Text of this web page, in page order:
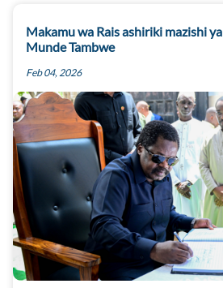
Makamu wa Rais ashiriki mazishi
Munde Tambwe
Feb 04, 2026